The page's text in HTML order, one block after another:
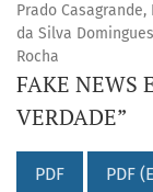
Prado
da Silva
Rocha
FAKE NEWS
VERDADE”
PDF PDF